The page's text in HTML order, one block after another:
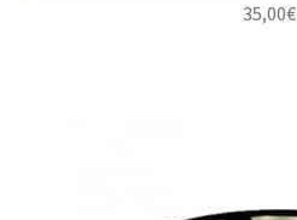
35,00€